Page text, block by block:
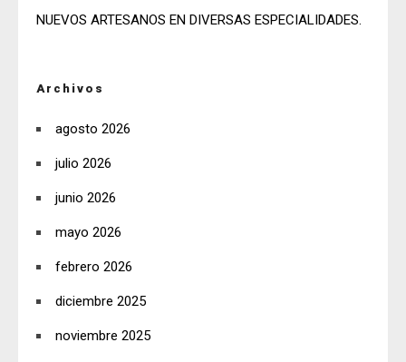
NUEVOS ARTESANOS EN DIVERSAS ESPECIALIDADES.
Archivos
agosto 2026
julio 2026
junio 2026
mayo 2026
febrero 2026
diciembre 2025
noviembre 2025